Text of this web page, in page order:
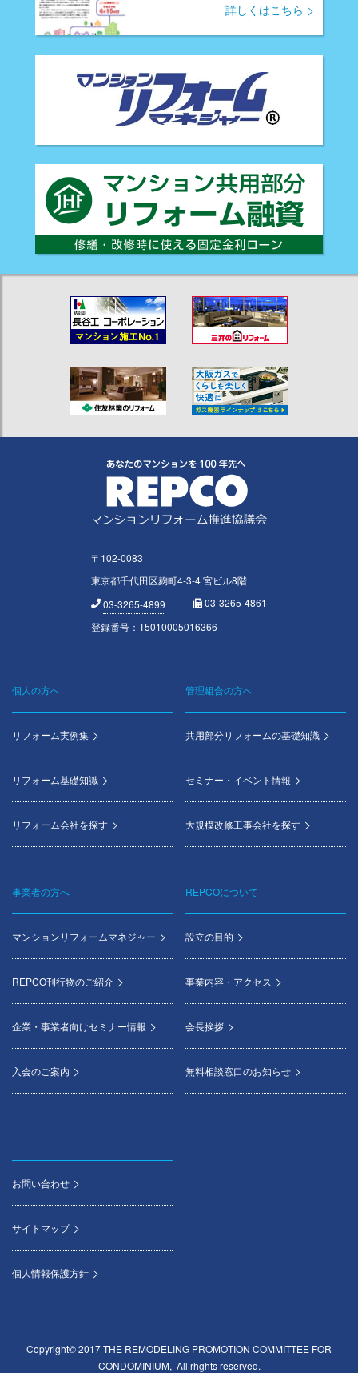
詳しくはこちら
〒102-0083
東京都千代田区麹町4-3-4 宮ビル8階
03-3265-4899
03-3265-4861
登録番号：T5010005016366
Footer
menu
個人の方へ
リフォーム実例集
リフォーム基礎知識
リフォーム会社を探す
管理組合の方へ
共用部分リフォームの基礎知識
セミナー・イベント情報
大規模改修工事会社を探す
事業者の方へ
マンションリフォームマネジャー
REPCO刊行物のご紹介
企業・事業者向けセミナー情報
入会のご案内
REPCOについて
設立の目的
事業内容・アクセス
会長挨拶
無料相談窓口のお知らせ
お問い合わせ
サイトマップ
個人情報保護方針
Copyright© 2017 THE REMODELING PROMOTION COMMITTEE FOR
CONDOMINIUM, All rhghts reserved.